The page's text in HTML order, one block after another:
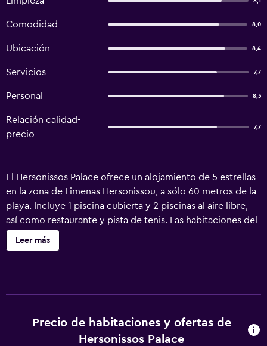
Comodidad 8,0
Ubicación 8,4
Servicios 7,7
Personal 8,3
Relación calidad-
precio
7,7
El Hersonissos Palace ofrece un alojamiento de 5 estrellas
en la zona de Limenas Hersonissou, a sólo 60 metros de la
playa. Incluye 1 piscina cubierta y 2 piscinas al aire libre,
así como restaurante y pista de tenis. Las habitaciones del
Hersonissos Palace presentan muebles elegantes y
disponen de aire acondicionado y vistas al mar, a la piscina
ofrece vistas panorámicas al mar de Creta. También hay un
bar junto a una piscina y una cafetería tradicional junto a la
Leer más
Precio de habitaciones y ofertas de
Hersonissos Palace